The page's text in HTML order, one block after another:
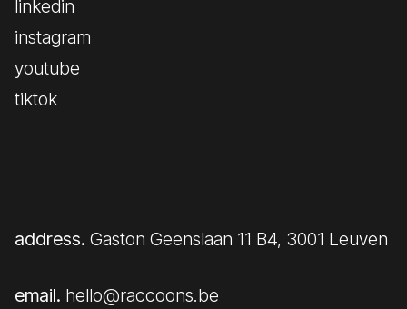
linkedin
instagram
youtube
tiktok
address. Gaston Geenslaan 11 B4, 3001 Leuven
email. hello@raccoons.be